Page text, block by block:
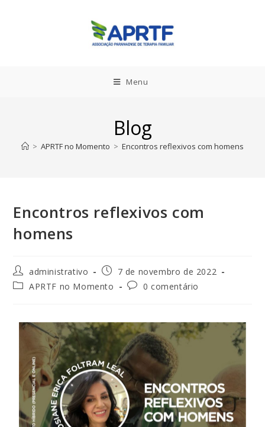
Menu
Blog
> APRTF no Momento > Encontros reflexivos com homens
Encontros reflexivos com
homens
administrativo
7 de novembro de 2022
APRTF no Momento
0 comentário